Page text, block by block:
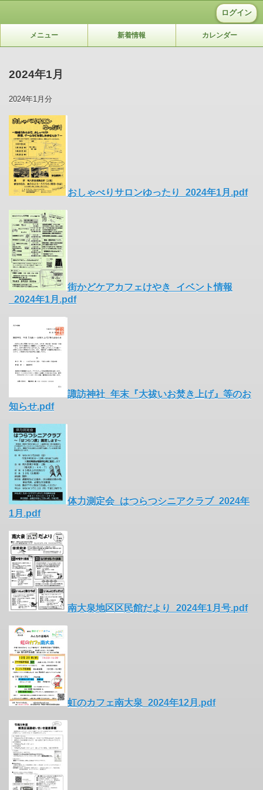
ログイン
メニュー 新着情報 カレンダー
2024年1月
2024年1月分
おしゃべりサロンゆったり_2024年1月.pdf
街かどケアカフェけやき_イベント情報
_2024年1月.pdf
諏訪神社_年末『大祓いお焚き上げ』等のお
知らせ.pdf
体力測定会_はつらつシニアクラブ_2024年
1月.pdf
南大泉地区区民館だより_2024年1月号.pdf
虹のカフェ南大泉_2024年12月.pdf